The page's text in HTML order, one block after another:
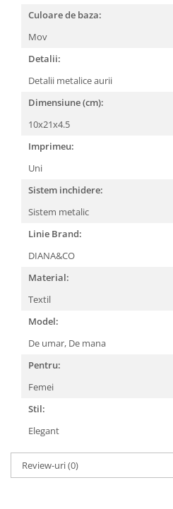
Culoare de baza:
Mov
Detalii:
Detalii metalice aurii
Dimensiune (cm):
10x21x4.5
Imprimeu:
Uni
Sistem inchidere:
Sistem metalic
Linie Brand:
DIANA&CO
Material:
Textil
Model:
De umar, De mana
Pentru:
Femei
Stil:
Elegant
Review-uri(0)